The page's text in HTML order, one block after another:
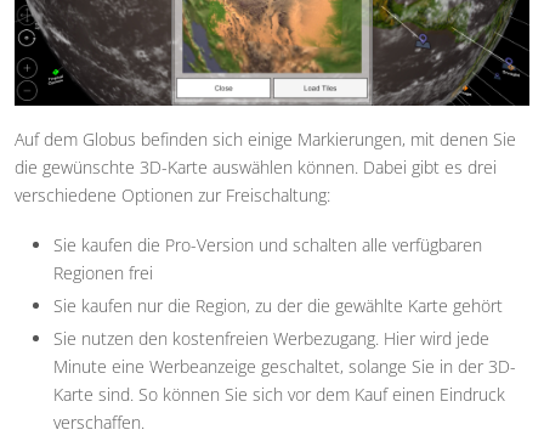
Auf dem Globus befinden sich einige Markierungen, mit denen Sie
die gewünschte 3D-Karte auswählen können. Dabei gibt es drei
verschiedene Optionen zur Freischaltung:
Sie kaufen die Pro-Version und schalten alle verfügbaren
Regionen frei
Sie kaufen nur die Region, zu der die gewählte Karte gehört
Sie nutzen den kostenfreien Werbezugang. Hier wird jede
Minute eine Werbeanzeige geschaltet, solange Sie in der 3D-
Karte sind. So können Sie sich vor dem Kauf einen Eindruck
verschaffen.